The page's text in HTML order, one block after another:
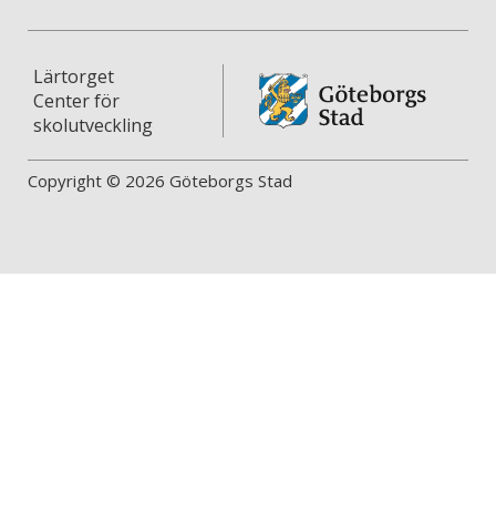
Lärtorget
Center för
skolutveckling
Copyright © 2026 Göteborgs Stad